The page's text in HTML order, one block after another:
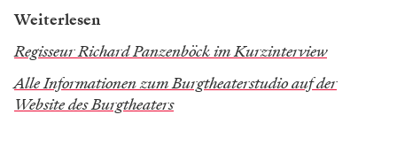
Weiterlesen
Regisseur Richard Panzenböck im Kurzinterview
Alle Informationen zum Burgtheaterstudio auf der
Website des Burgtheaters